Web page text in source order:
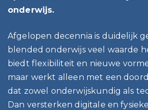
onderwijs.
Afgelopen decennia is duidelijk
blended onderwijs veel waarde
biedt flexibiliteit en nieuwe
maar werkt alleen met een
dat zowel onderwijskundig als
Dan versterken digitale en